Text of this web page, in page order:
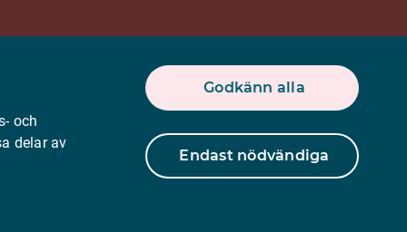
och
delar av
Godkänn alla
Endast nödvändiga